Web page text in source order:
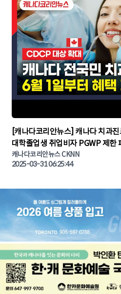
▶
[캐나다코리안뉴스] 캐나다 치과진
대학졸업생 취업비자 PGWP 제한
스 | CKNNEWS | 캐나다뉴스 |
캐나다코리안뉴스 CKNN
2025-03-31 06:25:44